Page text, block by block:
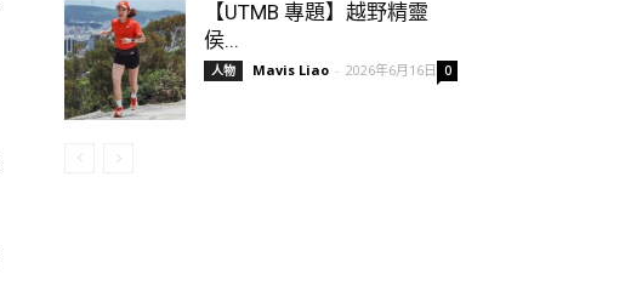
【UTMB 專題】越野精靈
侯...
人物 Mavis Liao - 2026年6月16日 0